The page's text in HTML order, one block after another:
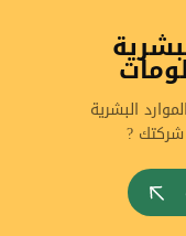
البشرية
شركتك ?